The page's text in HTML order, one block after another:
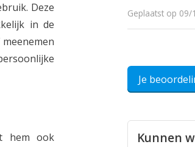
Deze
in de
hem ook
Geplaatst op 09/
Je
Kunnen